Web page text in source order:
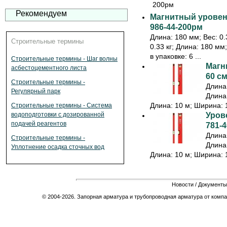
Рекомендуем
Строительные термины
Строительные термины - Шаг волны
асбестоцементного листа
Строительные термины -
Регулярный парк
Строительные термины - Система
водоподготовки с дозированной
подачей реагентов
Строительные термины -
Уплотнение осадка сточных вод
Магнитный
986-44-200рм
Длина: 180 мм; Вес:
0.33 кг; Длина: 180
в упаковке: 6 ...
60
Длина: 10 м; Ширина:
781-
Длина: 10 м; Ширина:
Новости / Документы
© 2004-2026. Запорная арматура и трубопроводная арматура от